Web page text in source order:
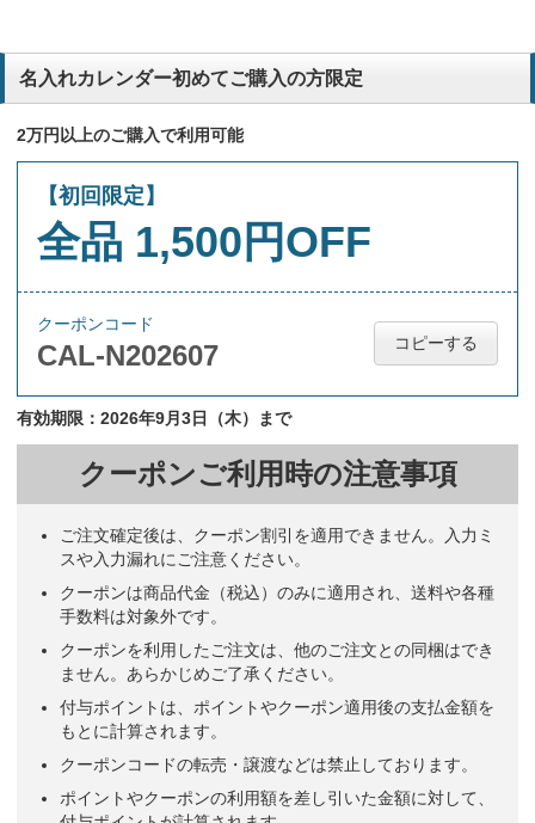
名入れカレンダー初めてご購入の方限定
2万円以上のご購入で利用可能
【初回限定】
全品 1,500円OFF
クーポンコード
CAL-N202607 コピーする
有効期限：2026年9月3日（木）まで
クーポンご利用時の注意事項
ご注文確定後は、クーポン割引を適用できません。入力ミ
スや入力漏れにご注意ください。
クーポンは商品代金（税込）のみに適用され、送料や各種
手数料は対象外です。
クーポンを利用したご注文は、他のご注文との同梱はでき
ません。あらかじめご了承ください。
付与ポイントは、ポイントやクーポン適用後の支払金額を
もとに計算されます。
クーポンコードの転売・譲渡などは禁止しております。
ポイントやクーポンの利用額を差し引いた金額に対して、